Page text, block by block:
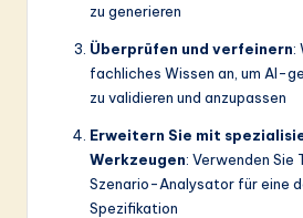
zu generieren
Überprüfen und verfeinern:
fachliches Wissen an, um AI-
zu validieren und anzupassen
Erweitern Sie mit
Werkzeugen: Verwenden Sie
Szenario-Analysator für eine
Spezifikation